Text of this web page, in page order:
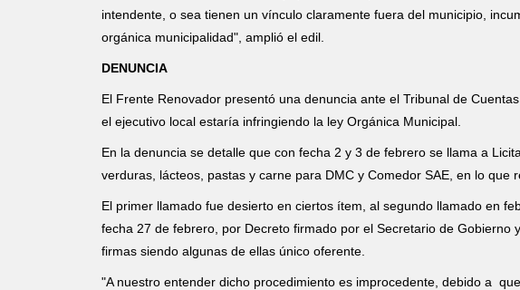
intendente, o sea tienen un vínculo claramente fuera del municipio,
orgánica municipalidad", amplió el edil.
DENUNCIA
El Frente Renovador presentó una denuncia ante el Tribunal de
el ejecutivo local estaría infringiendo la ley Orgánica Municipal.
En la denuncia se detalle que con fecha 2 y 3 de febrero se llama a
verduras, lácteos, pastas y carne para DMC y Comedor SAE, en lo que
El primer llamado fue desierto en ciertos ítem, al segundo llamado en
fecha 27 de febrero, por Decreto firmado por el Secretario de Gobierno
firmas siendo algunas de ellas único oferente.
"A nuestro entender dicho procedimiento es improcedente, debido a